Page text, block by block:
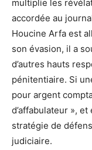
multiplie les
accordée au
Houcine Arfa est
son évasion, il a
d’autres hauts
pénitentiaire. Si
pour argent
d’affabulateur », et
stratégie de
judiciaire.